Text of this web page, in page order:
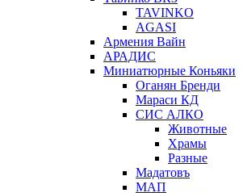
TAVINKO
AGASI
Армения Вайн
АРАДИС
Миниатюрные Коньяки
Оганян Бренди
Мараси КД
СИС АЛКО
Животные
Храмы
Разные
Мадатовъ
МАП